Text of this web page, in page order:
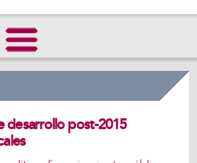
desarrollo post-2015